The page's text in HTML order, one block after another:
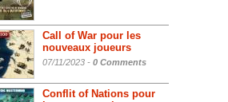
Call of War pour les
nouveaux joueurs
07/11/2023 - 0 Comments
Conflit of Nations pour